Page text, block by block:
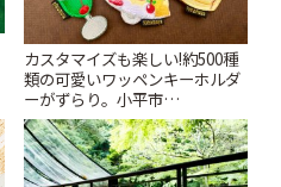
カスタマイズも楽しい!約500種
類の可愛いワッペンキーホルダ
ーがずらり。小平市
「Kimamaya T&K」 | ことりっ
ぷ